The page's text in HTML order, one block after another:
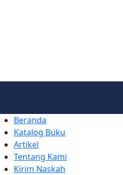
Beranda
Katalog Buku
Artikel
Tentang Kami
Kirim Naskah